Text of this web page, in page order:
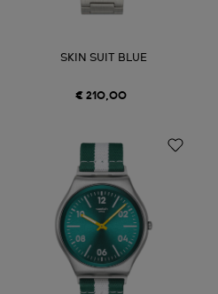
SKIN SUIT BLUE
€ 210,00